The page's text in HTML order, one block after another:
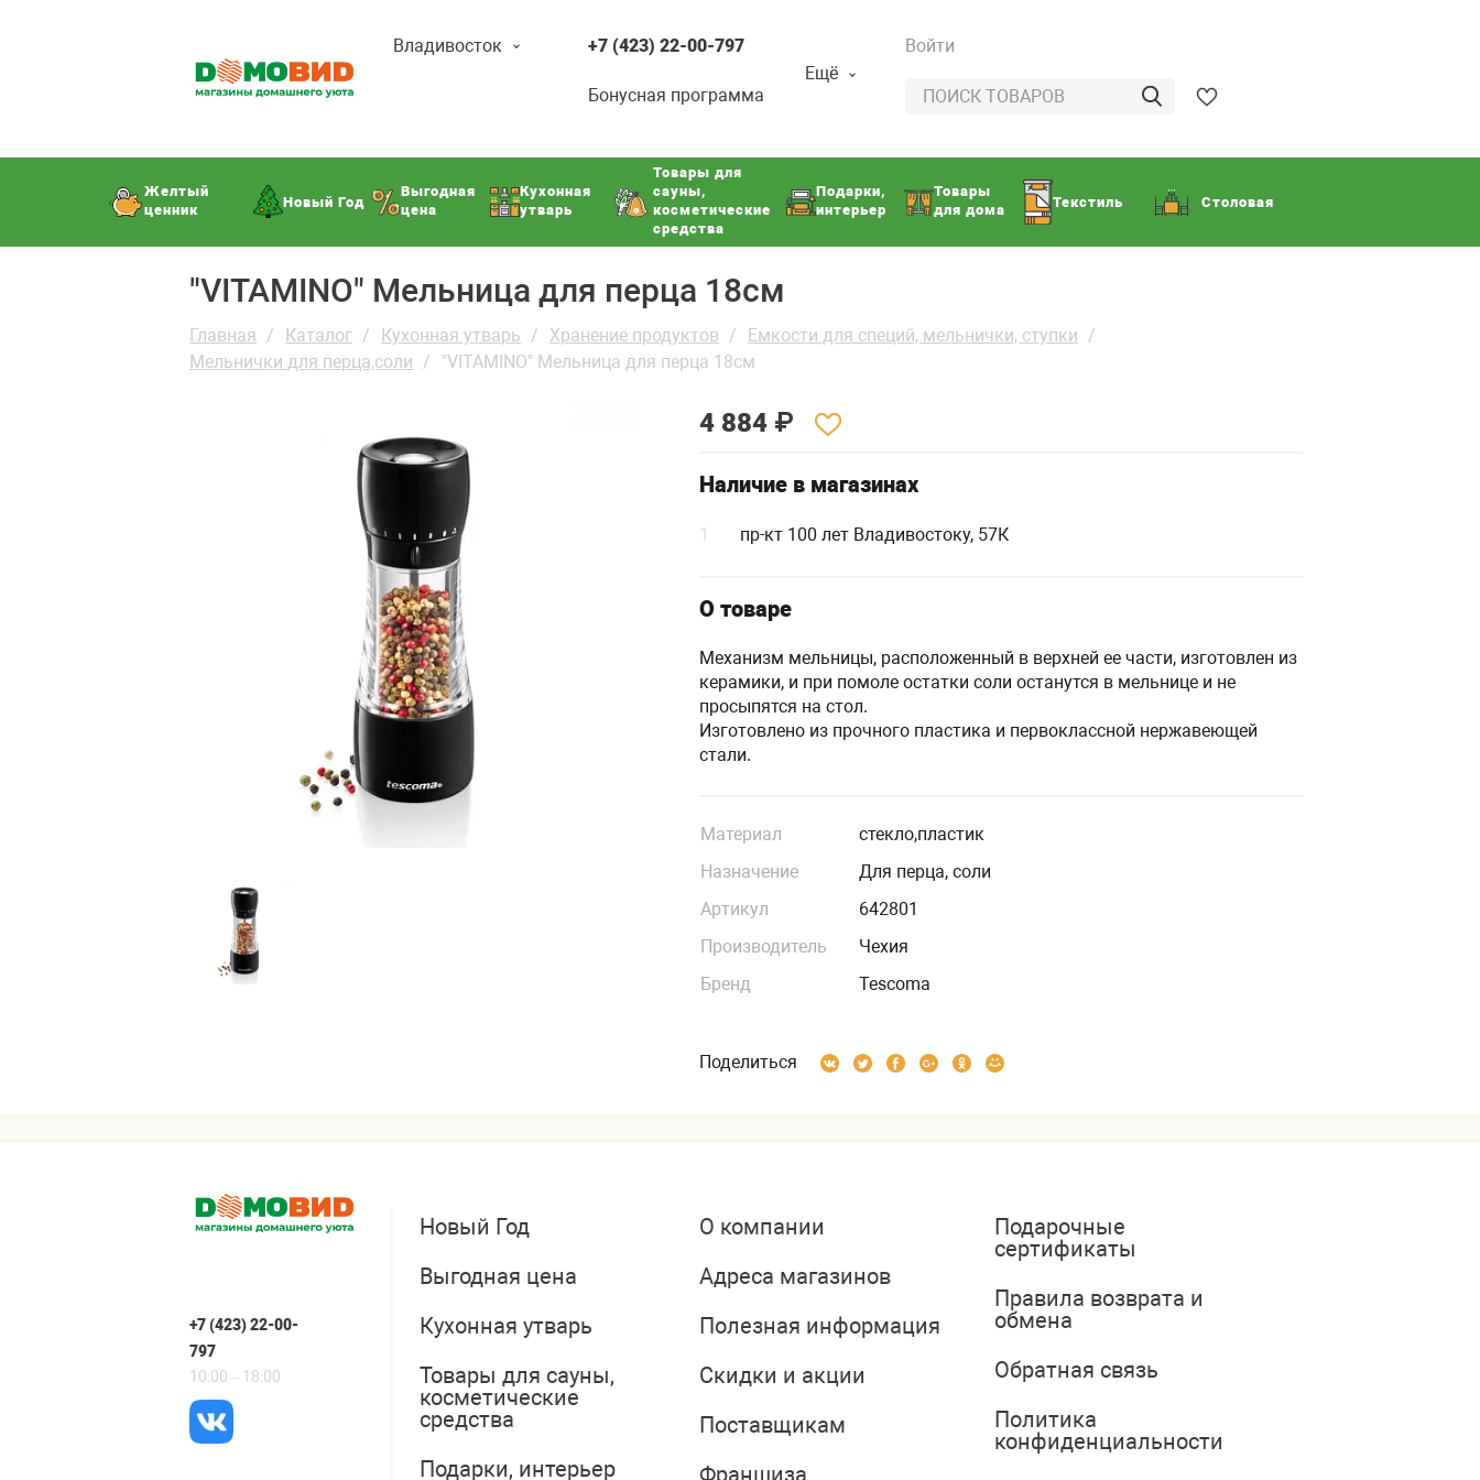
Владивосток +7 (423) 22-00-797
Бонусная программа
Ещё
Войти
Желтый
ценник
Новый Год
Выгодная
цена
Кухонная
утварь
Товары для
сауны,
косметические
средства
Подарки,
интерьер
Товары
для дома
Текстиль Столовая
"VITAMINO" Мельница для перца 18см
Главная Каталог Кухонная утварь Хранение продуктов
Емкости для специй, мельнички, ступки
Мельнички для перца,соли
"VITAMINO" Мельница для перца 18см
4 884 ₽
Наличие в магазинах
1 пр-кт 100 лет Владивостоку, 57К
О товаре
Механизм мельницы, расположенный в верхней ее части, изготовлен из
керамики, и при помоле остатки соли останутся в мельнице и не
просыпятся на стол.
Изготовлено из прочного пластика и первоклассной нержавеющей
стали.
Материал
стекло,пластик
Назначение
Для перца, соли
Артикул
642801
Производитель
Чехия
Бренд
Tescoma
Поделиться
+7 (423) 22-00-
797
10:00 – 18:00
Новый Год
Выгодная цена
Кухонная утварь
Товары для сауны,
косметические
средства
Подарки, интерьер
О компании
Адреса магазинов
Полезная информация
Скидки и акции
Поставщикам
Франшиза
Подарочные
сертификаты
Правила возврата и
обмена
Обратная связь
Политика
конфиденциальности